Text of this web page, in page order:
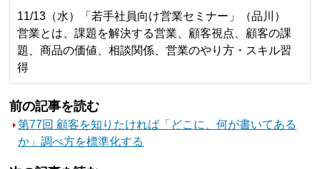
11/13（水）「若手社員向け営業セミナー」（品川）
営業とは、課題を解決する営業、顧客視点、顧客の課
題、商品の価値、相談関係、営業のやり方・スキル習
得
前の記事を読む
第77回 顧客を知りたければ「どこに、何が書いてある
か」調べ方を標準化する